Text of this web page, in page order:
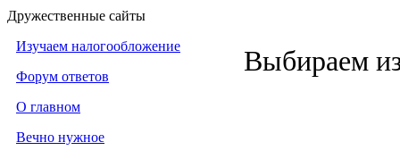
Дружественные сайты
Изучаем налогообложение
Форум ответов
О главном
Вечно нужное
Выбираем